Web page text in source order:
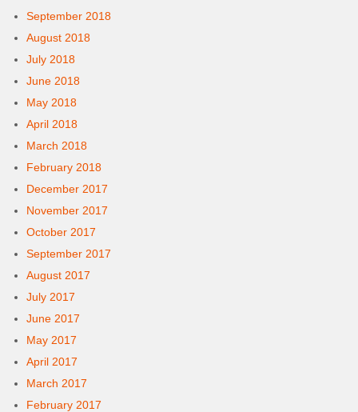
September 2018
August 2018
July 2018
June 2018
May 2018
April 2018
March 2018
February 2018
December 2017
November 2017
October 2017
September 2017
August 2017
July 2017
June 2017
May 2017
April 2017
March 2017
February 2017